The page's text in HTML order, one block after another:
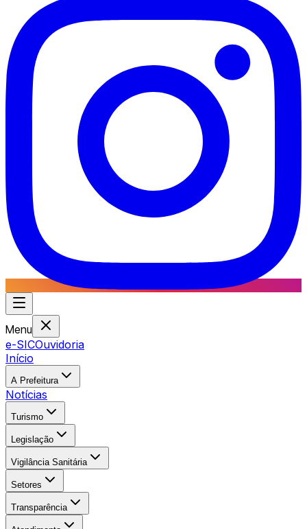
Menu
e-SICOuvidoria
Início
A Prefeitura
Notícias
Turismo
Legislação
Vigilância Sanitária
Setores
Transparência